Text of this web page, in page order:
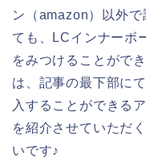
ン（amazon）以外
ても、LCインナーボ
をみつけることがで
は、記事の最下部に
入することができる
を紹介させていただ
いです♪